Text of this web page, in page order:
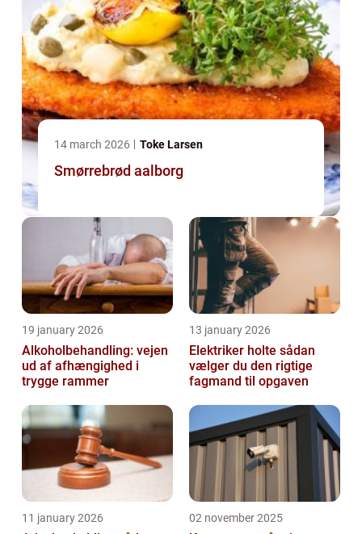
14 march 2026 Toke Larsen
Smørrebrød aalborg
19 january 2026
Alkoholbehandling: vejen
ud af afhængighed i
trygge rammer
13 january 2026
Elektriker holte sådan
vælger du den rigtige
fagmand til opgaven
11 january 2026 02 november 2025